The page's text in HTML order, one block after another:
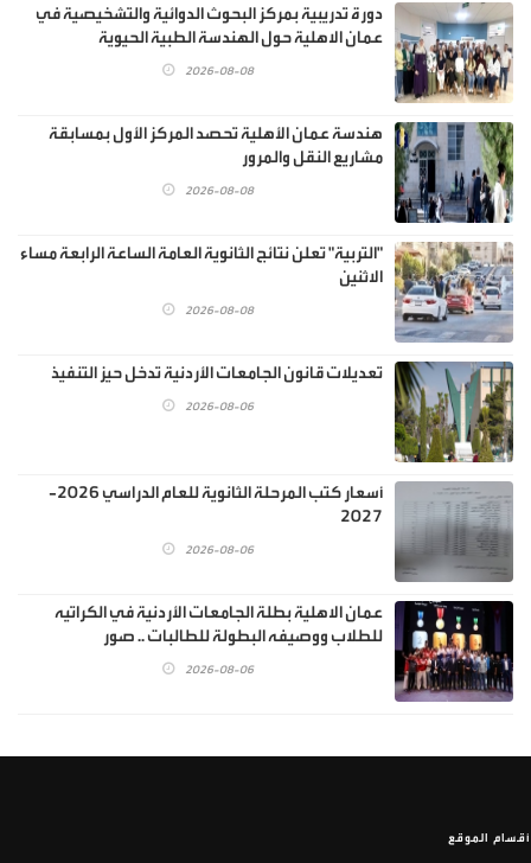
دورة تدريبية بمركز البحوث الدوائية والتشخيصية في
عمان الاهلية حول الهندسة الطبية الحيوية
2026-08-08
هندسة عمان الأهلية تحصد المركز الأول بمسابقة
مشاريع النقل والمرور
2026-08-08
"التربية" تعلن نتائج الثانوية العامة الساعة الرابعة مساء
الاثنين
2026-08-08
تعديلات قانون الجامعات الأردنية تدخل حيز التنفيذ
2026-08-06
أسعار كتب المرحلة الثانوية للعام الدراسي 2026-
2027
2026-08-06
عمان الاهلية بطلة الجامعات الأردنية في الكراتيه
للطلاب ووصيفه البطولة للطالبات .. صور
2026-08-06
أقسام الموقع